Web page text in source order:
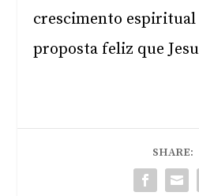
crescimento espiritual
proposta feliz que
SHARE: